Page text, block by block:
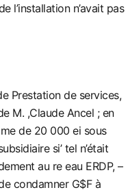
l’installation n’avait pas
Prestation de services,
M. ,Claude Ancel ; en
de 20 000 ei sous
si’ tel n’était
au re eau ERDP, –
condamner G$F à